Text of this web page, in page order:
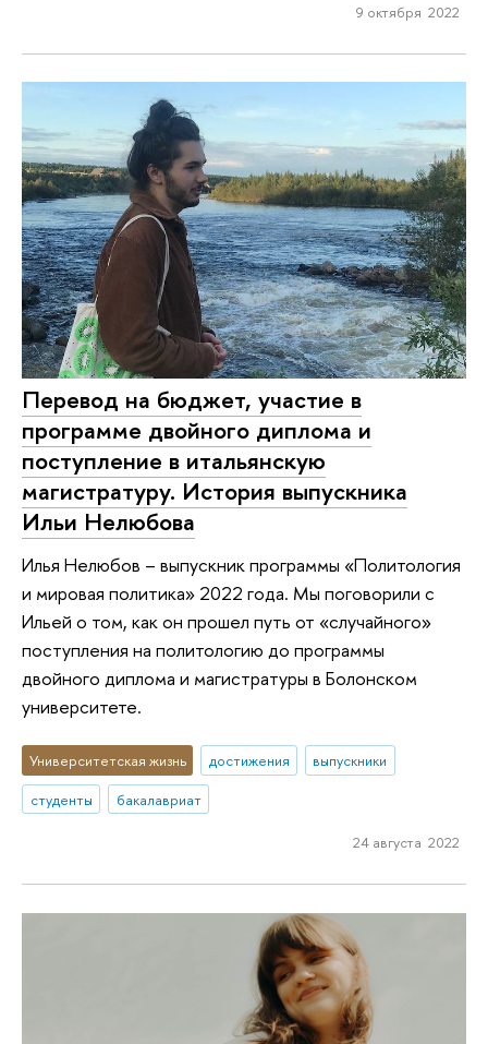
9 октября 2022
Перевод на бюджет, участие в
программе двойного диплома и
поступление в итальянскую
магистратуру. История выпускника
Ильи Нелюбова
Илья Нелюбов – выпускник программы «Политология
и мировая политика» 2022 года. Мы поговорили с
Ильей о том, как он прошел путь от «случайного»
поступления на политологию до программы
двойного диплома и магистратуры в Болонском
университете.
Университетская жизнь достижения
выпускники
студенты
бакалавриат
24 августа 2022